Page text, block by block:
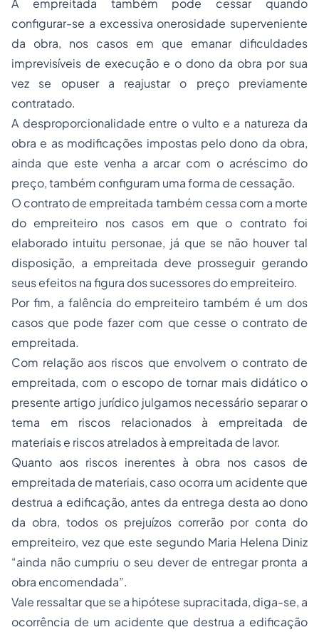
A empreitada também pode cessar quando
configurar-se a excessiva onerosidade superveniente
da obra, nos casos em que emanar dificuldades
imprevisíveis de execução e o dono da obra por sua
vez se opuser a reajustar o preço previamente
contratado.
A desproporcionalidade entre o vulto e a natureza da
obra e as modificações impostas pelo dono da obra,
ainda que este venha a arcar com o acréscimo do
preço, também configuram uma forma de cessação.
O contrato de empreitada também cessa com a morte
do empreiteiro nos casos em que o contrato foi
elaborado intuitu personae, já que se não houver tal
disposição, a empreitada deve prosseguir gerando
seus efeitos na figura dos sucessores do empreiteiro.
Por fim, a falência do empreiteiro também é um dos
casos que pode fazer com que cesse o contrato de
empreitada.
Com relação aos riscos que envolvem o contrato de
empreitada, com o escopo de tornar mais didático o
presente artigo jurídico julgamos necessário separar o
tema em riscos relacionados à empreitada de
materiais e riscos atrelados à empreitada de lavor.
Quanto aos riscos inerentes à obra nos casos de
empreitada de materiais, caso ocorra um acidente que
destrua a edificação, antes da entrega desta ao dono
da obra, todos os prejuízos correrão por conta do
empreiteiro, vez que este segundo Maria Helena Diniz
“ainda não cumpriu o seu dever de entregar pronta a
obra encomendada”.
Vale ressaltar que se a hipótese supracitada, diga-se, a
ocorrência de um acidente que destrua a edificação